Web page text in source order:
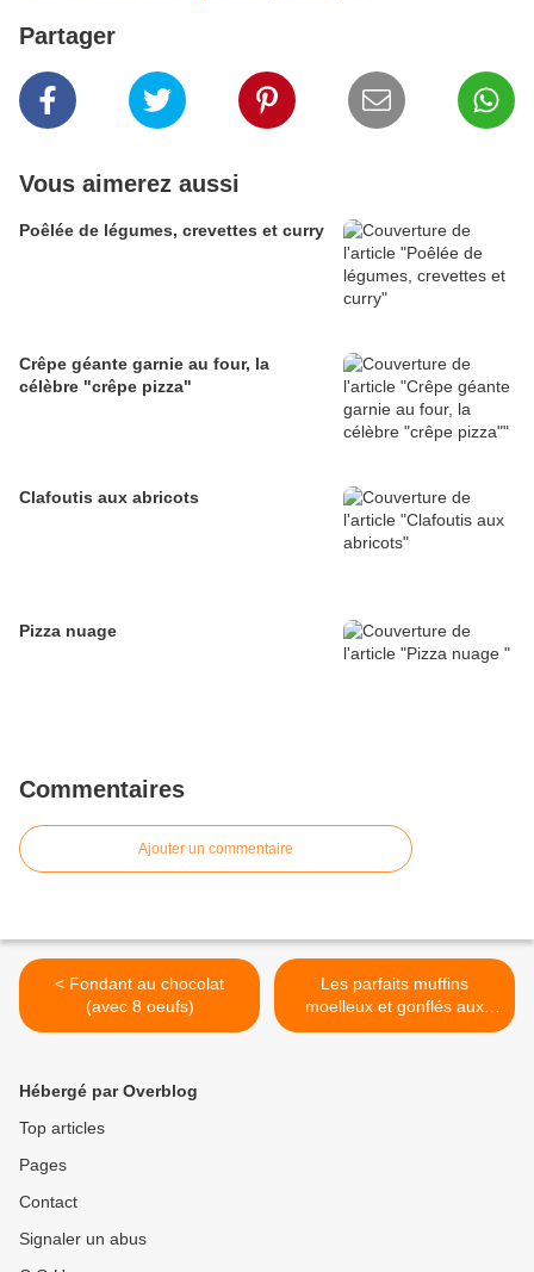
Partager
Vous aimerez aussi
Poêlée de légumes, crevettes et curry
Crêpe géante garnie au four, la
célèbre "crêpe pizza"
Clafoutis aux abricots
Pizza nuage
Commentaires
Ajouter un commentaire
< Fondant au chocolat
(avec 8 oeufs)
Les parfaits muffins
moelleux et gonflés aux
pépites de chocolat avec ou
Hébergé par Overblog
Top articles
Pages
Contact
Signaler un abus